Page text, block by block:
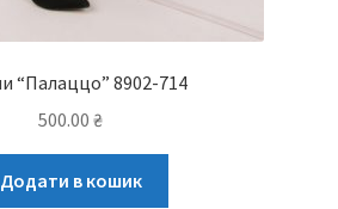
“Палаццо” 8902-714
500.00 ₴
Додати в кошик